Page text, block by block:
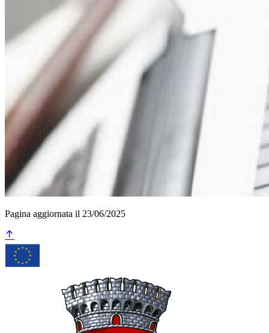
Pagina aggiornata il 23/06/2025